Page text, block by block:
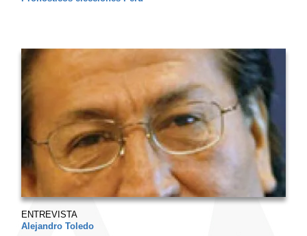
ENTREVISTA
Alejandro Toledo